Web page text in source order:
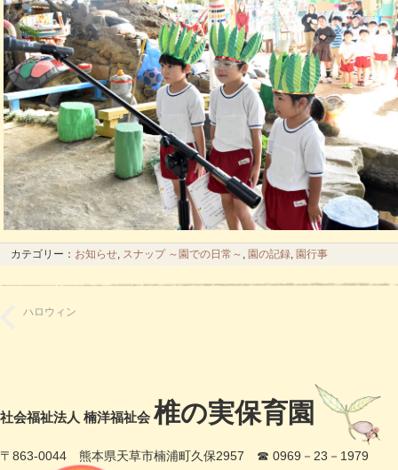
カテゴリー： お知らせ スナップ ～園での日常～ 園の記録 園行事
ハロウィン
社会福祉法人 楠洋福祉会 椎の実保育園
〒863-0044 熊本県天草市楠浦町久保2957 ☎ 0969－23－1979